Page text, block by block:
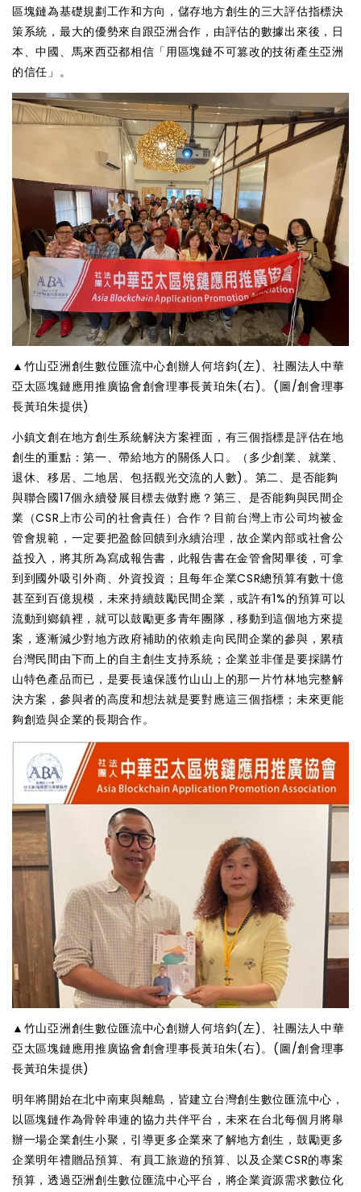
區塊鏈為基礎規劃工作和方向，儲存地方創生的三大評估指標決
策系統，最大的優勢來自跟亞洲合作，由評估的數據出來後，日
本、中國、馬來西亞都相信「用區塊鏈不可篡改的技術產生亞洲
的信任」。
▲竹山亞洲創生數位匯流中心創辦人何培鈞(左)、社團法人中華
亞太區塊鏈應用推廣協會創會理事長黃珀朱(右)。(圖/創會理事
長黃珀朱提供)
小鎮文創在地方創生系統解決方案裡面，有三個指標是評估在地
創生的重點：第一、帶給地方的關係人口。（多少創業、就業、
退休、移居、二地居、包括觀光交流的人數)。第二、是否能夠
與聯合國17個永續發展目標去做對應？第三、是否能夠與民間企
業（CSR上市公司的社會責任）合作？目前台灣上市公司均被金
管會規範，一定要把盈餘回饋到永續治理，故企業內部或社會公
益投入，將其所為寫成報告書，此報告書在金管會閱畢後，可拿
到到國外吸引外商、外資投資；且每年企業CSR總預算有數十億
甚至到百億規模，未來持續鼓勵民間企業，或許有1%的預算可以
流動到鄉鎮裡，就可以鼓勵更多青年團隊，移動到這個地方來提
案，逐漸減少對地方政府補助的依賴走向民間企業的參與，累積
台灣民間由下而上的自主創生支持系統；企業並非僅是要採購竹
山特色產品而已，是要長遠保護竹山山上的那一片竹林地完整解
決方案，參與者的高度和想法就是要對應這三個指標；未來更能
夠創造與企業的長期合作。
▲竹山亞洲創生數位匯流中心創辦人何培鈞(左)、社團法人中華
亞太區塊鏈應用推廣協會創會理事長黃珀朱(右)。(圖/創會理事
長黃珀朱提供)
明年將開始在北中南東與離島，皆建立台灣創生數位匯流中心，
以區塊鏈作為骨幹串連的協力共伴平台，未來在台北每個月將舉
辦一場企業創生小聚，引導更多企業來了解地方創生，鼓勵更多
企業明年禮贈品預算、有員工旅遊的預算、以及企業CSR的專案
預算，透過亞洲創生數位匯流中心平台，將企業資源需求數位化